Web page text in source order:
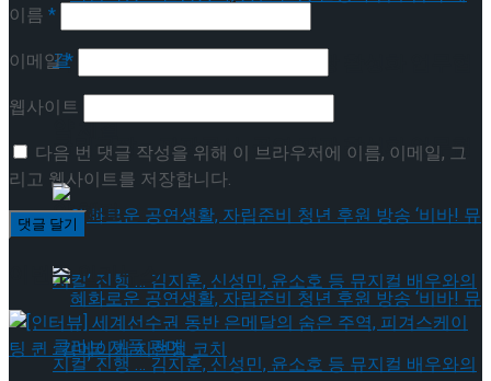
국립극장 – 관광공사, 공연 관광 활성화 업무협
약 체결
국립극장 – 관광공사, 공연 관광 활성화 업무협
약 체결
이름 *
이메일*
웹사이트
다음 번 댓글 작성을 위해 이 브라우저에 이름, 이메일, 그
리고 웹사이트를 저장합니다.
이번주 인기뉴스